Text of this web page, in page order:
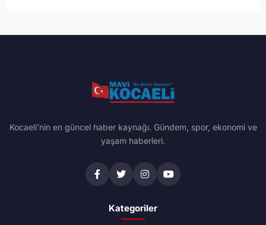
Kocaeli'nin en güncel haber kaynağı. Gündem, spor, ekonomi ve
yaşam haberleri.
Kategoriler